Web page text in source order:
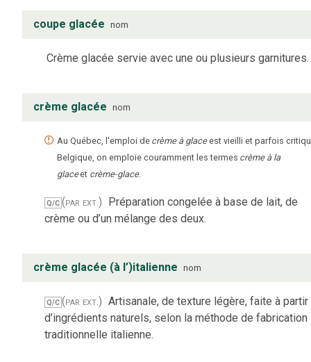
coupe glacée nom
Crème glacée servie avec une ou plusieurs garnitures.
crème glacée nom
Au Québec, l'emploi de crème à glaceest vieilli et parfois
Belgique, on emploie couramment les termes crème à la
glaceet crème-glace.
Q/C (par ext.) Préparation congelée à base de lait, de
crème ou d’un mélange des deux.
crème glacée (à l’)italienne nom
Q/C (par ext.) Artisanale, de texture légère, faite à partir
d’ingrédients naturels, selon la méthode de fabrication
traditionnelle italienne.